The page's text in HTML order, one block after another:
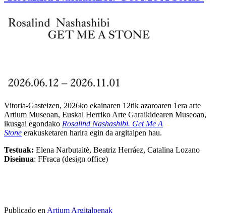
Vitoria-Gasteizen, 2026ko ekainaren 12tik azaroaren 1era arte
Artium Museoan, Euskal Herriko Arte Garaikidearen Museoan,
ikusgai egondako Rosalind Nashashibi. Get Me A
Stone erakusketaren harira egin da argitalpen hau.
Testuak: Elena Narbutaitė, Beatriz Herráez, Catalina Lozano
Diseinua: FFraca (design office)
Publicado en Artium Argitalpenak